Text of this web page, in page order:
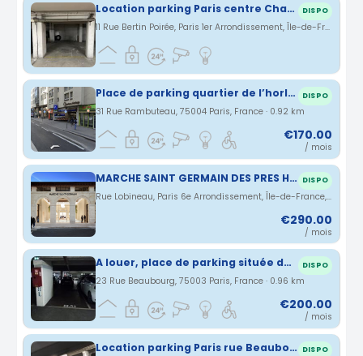
Location parking Paris centre Chatelet rue Bertin Poirée (75) DISPO
11 Rue Bertin Poirée, Paris 1er Arrondissement, Île-de-France, France · 0.67 km
Place de parking quartier de l’horloge DISPO
31 Rue Rambuteau, 75004 Paris, France · 0.92 km
€170.00
/ mois
MARCHE SAINT GERMAIN DES PRES HIGH SECURITY BOX DISPO
Rue Lobineau, Paris 6e Arrondissement, Île-de-France, France · 0.95 km
€290.00
/ mois
A louer, place de parking située dans le quartier de l’Horloge au coeur de Paris. A proximité des Halles et du centre Pompidou. DISPO
23 Rue Beaubourg, 75003 Paris, France · 0.96 km
€200.00
/ mois
Location parking Paris rue Beaubourg (75) DISPO